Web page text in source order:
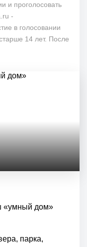
и проголосовать
-
в голосовании
14 лет. После
парка,